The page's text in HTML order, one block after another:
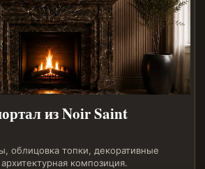
из Noir Saint
облицовка топки, декоративные
композиция.